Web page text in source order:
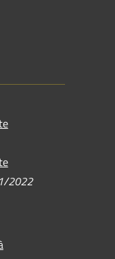
2022